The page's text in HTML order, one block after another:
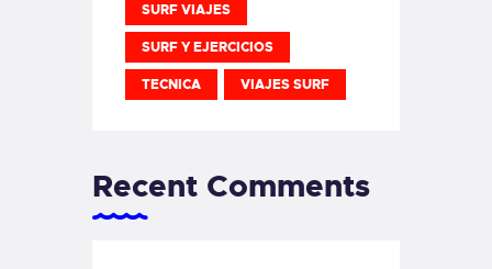
SURF VIAJES
SURF Y EJERCICIOS
TECNICA VIAJES SURF
Recent Comments